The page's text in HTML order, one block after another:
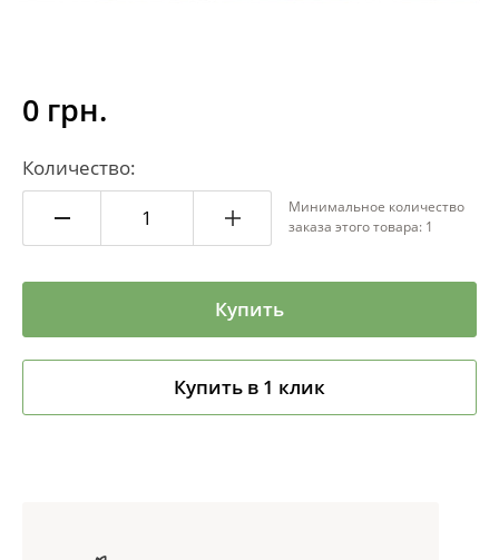
0 грн.
Количество:
Минимальное количество
заказа этого товара: 1
Купить
Купить в 1 клик